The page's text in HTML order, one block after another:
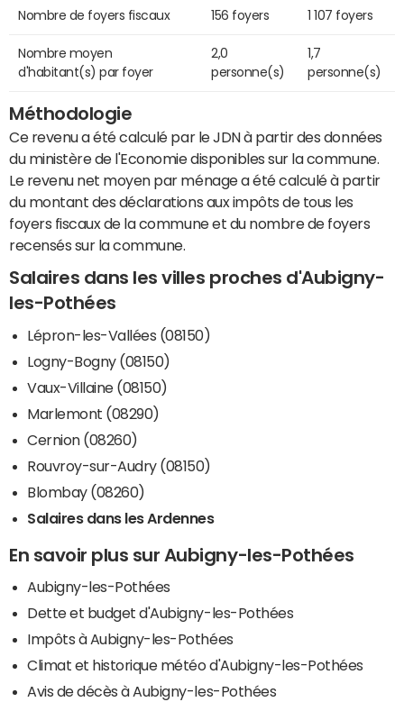
Nombre de foyers fiscaux 156 foyers 1 107 foyers
Nombre moyen
d'habitant(s) par foyer
2,0
personne(s)
1,7
personne(s)
Méthodologie
Ce revenu a été calculé par le JDN à partir des données
du ministère de l'Economie disponibles sur la commune.
Le revenu net moyen par ménage a été calculé à partir
du montant des déclarations aux impôts de tous les
foyers fiscaux de la commune et du nombre de foyers
recensés sur la commune.
Salaires dans les villes proches d'Aubigny-
les-Pothées
Lépron-les-Vallées (08150)
Logny-Bogny (08150)
Vaux-Villaine (08150)
Marlemont (08290)
Cernion (08260)
Rouvroy-sur-Audry (08150)
Blombay (08260)
Salaires dans les Ardennes
En savoir plus sur Aubigny-les-Pothées
Aubigny-les-Pothées
Dette et budget d'Aubigny-les-Pothées
Impôts à Aubigny-les-Pothées
Climat et historique météo d'Aubigny-les-Pothées
Avis de décès à Aubigny-les-Pothées